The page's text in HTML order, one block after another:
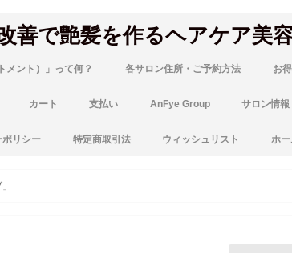
善で艶髪を作るヘアケア美
メント）」って何？ 各サロン住所・ご予約方法 お
カート 支払い AnFye Group サロン情
ポリシー 特定商取引法 ウィッシュリスト ホ